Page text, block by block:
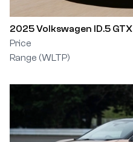
2025 Volkswagen ID.5 GTX
Price
Range (WLTP)